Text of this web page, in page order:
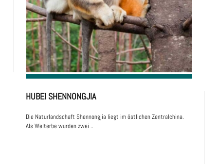
HUBEI SHENNONGJIA
Die Naturlandschaft Shennongjia liegt im östlichen Zentralchina.
Als Welterbe wurden zwei ..